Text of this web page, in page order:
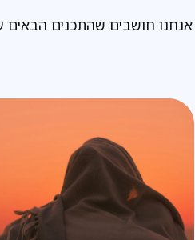
אנחנו חושבים שהתכנים הבאים